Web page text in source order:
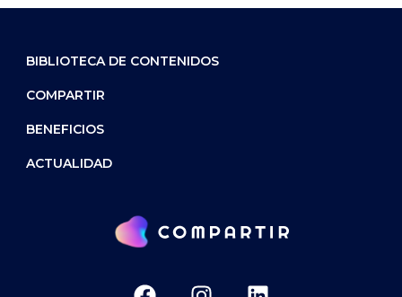
BIBLIOTECA DE CONTENIDOS
COMPARTIR
BENEFICIOS
ACTUALIDAD